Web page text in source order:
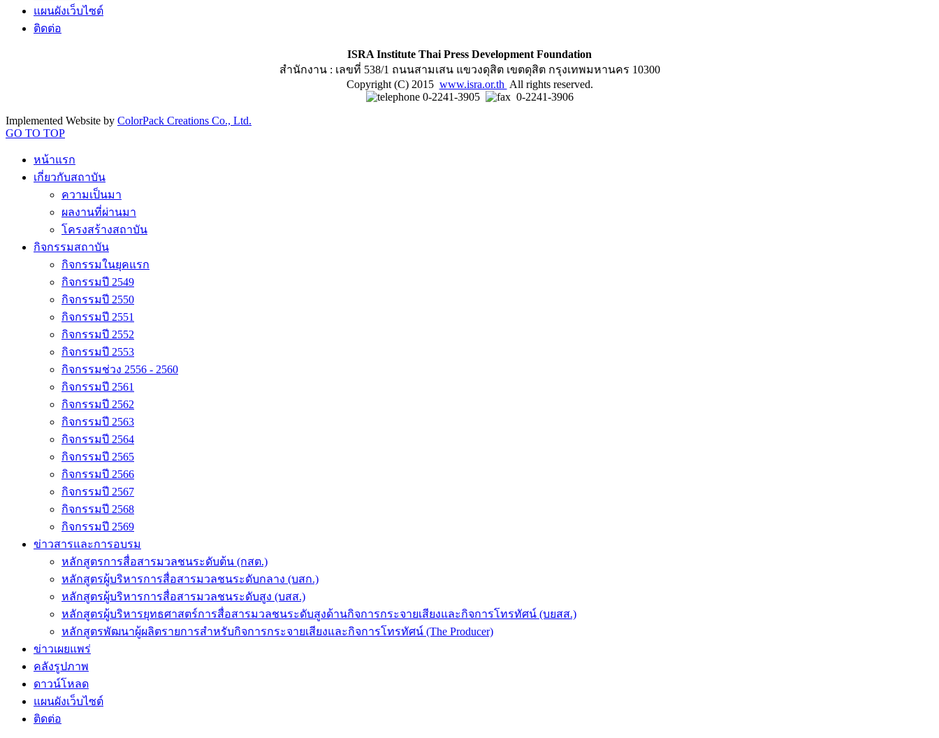
แผนผังเว็บไซต์
ติดต่อ
ISRA Institute Thai Press Development Foundation
สำนักงาน : เลขที่ 538/1 ถนนสามเสน แขวงดุสิต เขตดุสิต กรุงเทพมหานคร 10300
Copyright (C) 2015 www.isra.or.th All rights reserved.
0-2241-3905
0-2241-3906
Implemented Website by ColorPack Creations Co., Ltd.
GO TO TOP
หน้าแรก
เกี่ยวกับสถาบัน
ความเป็นมา
ผลงานที่ผ่านมา
โครงสร้างสถาบัน
กิจกรรมสถาบัน
กิจกรรมในยุคแรก
กิจกรรมปี 2549
กิจกรรมปี 2550
กิจกรรมปี 2551
กิจกรรมปี 2552
กิจกรรมปี 2553
กิจกรรมช่วง 2556 - 2560
กิจกรรมปี 2561
กิจกรรมปี 2562
กิจกรรมปี 2563
กิจกรรมปี 2564
กิจกรรมปี 2565
กิจกรรมปี 2566
กิจกรรมปี 2567
กิจกรรมปี 2568
กิจกรรมปี 2569
ข่าวสารและการอบรม
หลักสูตรการสื่อสารมวลชนระดับต้น (กสต.)
หลักสูตรผู้บริหารการสื่อสารมวลชนระดับกลาง (บสก.)
หลักสูตรผู้บริหารการสื่อสารมวลชนระดับสูง (บสส.)
หลักสูตรผู้บริหารยุทธศาสตร์การสื่อสารมวลชนระดับสูงด้านกิจการกระจายเสียงและกิจการโทรทัศน์ (บยสส.)
หลักสูตรพัฒนาผู้ผลิตรายการสำหรับกิจการกระจายเสียงและกิจการโทรทัศน์ (The Producer)
ข่าวเผยแพร่
คลังรูปภาพ
ดาวน์โหลด
แผนผังเว็บไซต์
ติดต่อ